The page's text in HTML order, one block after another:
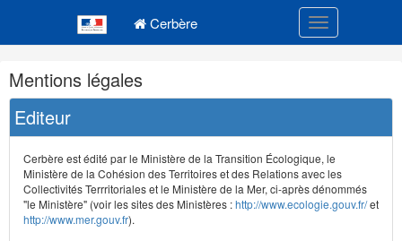
Cerbère Toggle
Navigation
et
outils
annexes
Mentions légales
Editeur
Cerbère est édité par le Ministère de la Transition Écologique, le
Ministère de la Cohésion des Territoires et des Relations avec les
Collectivités Terrritoriales et le Ministère de la Mer, ci-après dénommés
"le Ministère" (voir les sites des Ministères :http://www.ecologie.gouv.fr/et
http://www.mer.gouv.fr).